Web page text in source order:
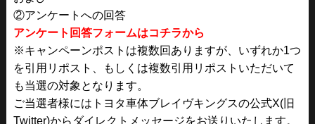
②アンケートへの回答
アンケート回答フォームはコチラから
※キャンペーンポストは複数回ありますが、いずれか1つ
を引用リポスト、もしくは複数引用リポストいただいて
も当選の対象となります。
ご当選者様にはトヨタ車体ブレイヴキングスの公式X(旧
Twitter)からダイレクトメッセージをお送りいたします。